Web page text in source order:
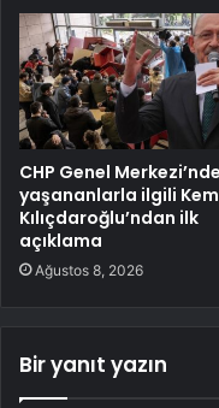
CHP Genel
yaşananlarla ilgili
Kılıçdaroğlu’ndan ilk
açıklama
Ağustos 8, 2026
Bir yanıt yazın